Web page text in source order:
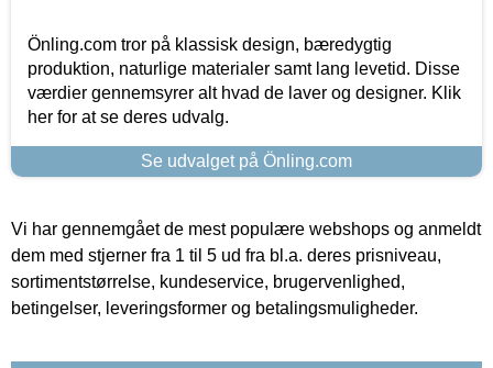
Önling.com tror på klassisk design, bæredygtig
produktion, naturlige materialer samt lang levetid. Disse
værdier gennemsyrer alt hvad de laver og designer. Klik
her for at se deres udvalg.
Se udvalget på Önling.com
Vi har gennemgået de mest populære webshops og anmeldt
dem med stjerner fra 1 til 5 ud fra bl.a. deres prisniveau,
sortimentstørrelse, kundeservice, brugervenlighed,
betingelser, leveringsformer og betalingsmuligheder.